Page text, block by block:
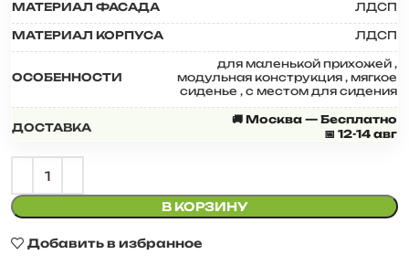
МАТЕРИАЛ ФАСАДА ЛДСП
МАТЕРИАЛ КОРПУСА ЛДСП
ОСОБЕННОСТИ
для маленькой прихожей ,
модульная конструкция , мягкое
сиденье , с местом для сидения
ДОСТАВКА
🚚 Москва — Бесплатно
📅 12-14 авг
В КОРЗИНУ
Добавить в избранное